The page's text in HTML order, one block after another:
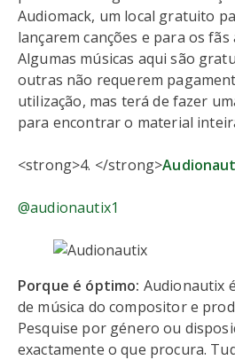
Audiomack, um local gratuito
lançarem canções e para os
Algumas músicas aqui são
outras não requerem
utilização, mas terá de fazer
para encontrar o material
<strong>4. </strong>
@audionautix1
Porque é óptimo: Audionautix
de música do compositor e
Pesquise por género ou
exactamente o que procura.